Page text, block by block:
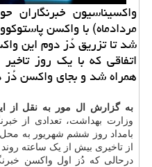
مردادماه) با واکسن
اتفاقی که با یک روز
همراه شد و بجای واکسن
به گزارش ال مور به نقل از
وزارت بهداشت، تعدادی از
بامداد روز ششم شهریور به
از تاخیری بیش از یک ساعته
درحالی که دُز اول واکسن